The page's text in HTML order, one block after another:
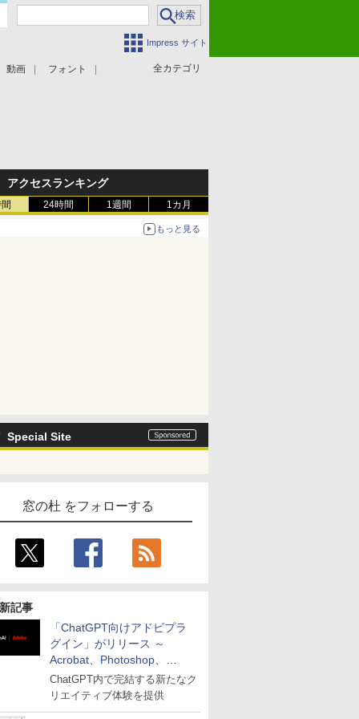
Impress サイト
全カテゴリ
動画 フォント
アクセスランキング
24時間 1週間 1カ月
もっと見る
Special Site
窓の杜 をフォローする
記事
「ChatGPT向けアドビプラ
グイン」がリリース ～
Acrobat、Photoshop、
Premiereなどの機能を1つの
プラグインに統合
ChatGPT内で完結する新たなク
リエイティブ体験を提供